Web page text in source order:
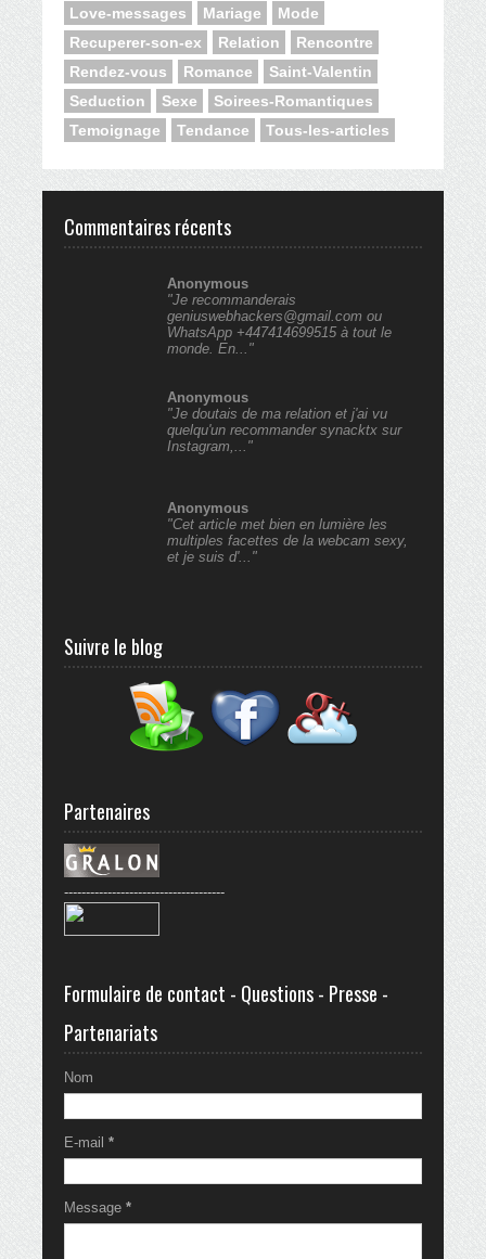
Love-messages
Mariage
Mode
Recuperer-son-ex
Relation
Rencontre
Rendez-vous
Romance
Saint-Valentin
Seduction
Sexe
Soirees-Romantiques
Temoignage
Tendance Tous-les-articles
Commentaires récents
Anonymous
"Je recommanderais
geniuswebhackers@gmail.com ou
WhatsApp +447414699515 à tout le
monde. En..."
Anonymous
"Je doutais de ma relation et j'ai vu
quelqu'un recommander synacktx sur
Instagram,..."
Anonymous
"Cet article met bien en lumière les
multiples facettes de la webcam sexy,
et je suis d'..."
Suivre le blog
Partenaires
-------------------------------------
Formulaire de contact - Questions - Presse -
Partenariats
Nom
E-mail *
Message *